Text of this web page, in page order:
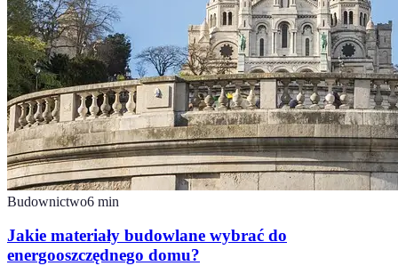
Budownictwo6 min
Jakie materiały budowlane wybrać do
energooszczędnego domu?